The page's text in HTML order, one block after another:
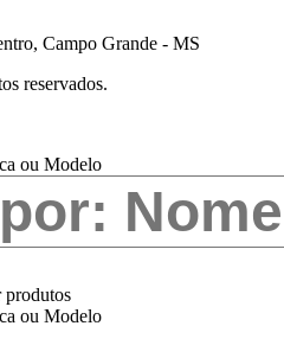
Campo Grande - MS
reservados.
ou Modelo
produtos
ou Modelo